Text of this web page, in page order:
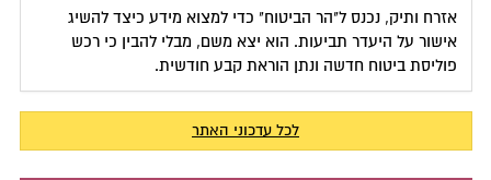
אזרח ותיק, נכנס ל"הר הביטוח" כדי למצוא מידע כיצד להשיג
אישור על היעדר תביעות. הוא יצא משם, מבלי להבין כי רכש
פוליסת ביטוח חדשה ונתן הוראת קבע חודשית.
לכל עדכוני האתר